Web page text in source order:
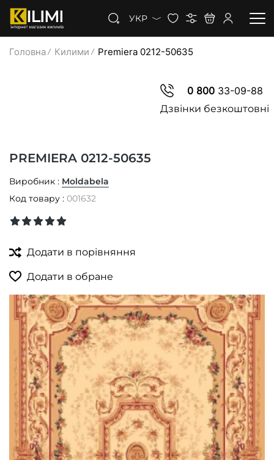
УКР
Головна Килими Premiera 0212-50635
0 80033-09-88
Дзвінки безкоштовні
PREMIERA 0212-50635
Виробник : Moldabela
Код товару : 001632
Додати в порівняння
Додати в обране